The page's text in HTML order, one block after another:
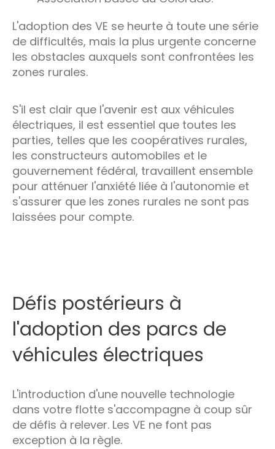
L'adoption des VE se heurte à toute une série
de difficultés, mais la plus urgente concerne
les obstacles auxquels sont confrontées les
zones rurales.
S'il est clair que l'avenir est aux véhicules
électriques, il est essentiel que toutes les
parties, telles que les coopératives rurales,
les constructeurs automobiles et le
gouvernement fédéral, travaillent ensemble
pour atténuer l'anxiété liée à l'autonomie et
s'assurer que les zones rurales ne sont pas
laissées pour compte.
Défis postérieurs à
l'adoption des parcs de
véhicules électriques
L'introduction d'une nouvelle technologie
dans votre flotte s'accompagne à coup sûr
de défis à relever. Les VE ne font pas
exception à la règle.